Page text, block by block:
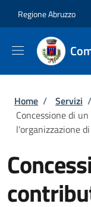
Regione Abruzzo
Briciole
Home / Servizi /
Concessione di
l'organizzazione